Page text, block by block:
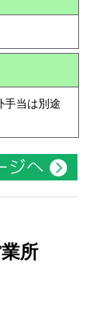
手当は別途
所